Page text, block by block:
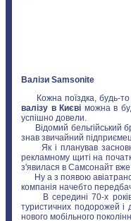
Валізи Samsonite
Кожна поїздка, будь-то
валізу в Києві можна в
успішно довели.
Відомий бельгійський
знав звичайний
Як і планував
рекламному щиті на
з'явилася в Самсонайт вже
Ну а з появою
компанія начебто
В середині 70-х років
туристичних подорожей і
нового мобільного